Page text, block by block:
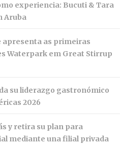
experiencia: Bucuti & Tara
Aruba
apresenta as primeiras
Waterpark em Great Stirrup
su liderazgo gastronómico
2026
y retira su plan para
mediante una filial privada